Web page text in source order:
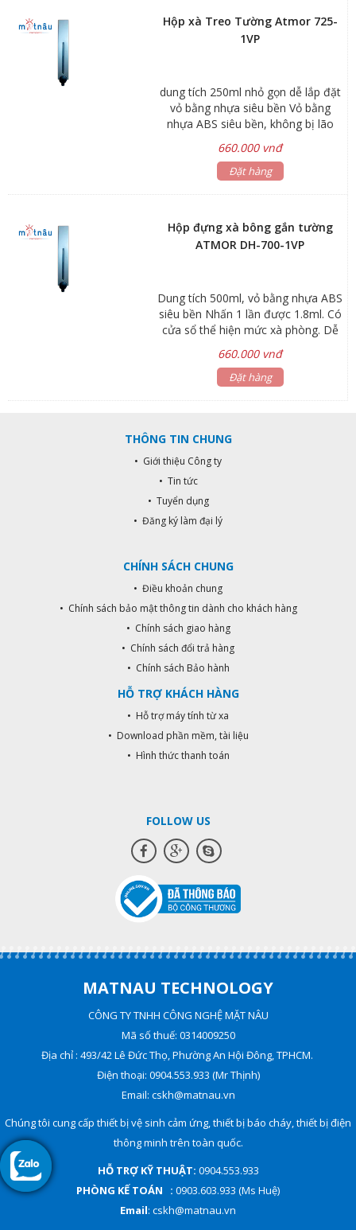
trình hiện đại Kích thước:
65x100x215 mm Dung tích : 250ml
Hộp xà Treo Tường Atmor 725-
1VP
dung tích 250ml nhỏ gọn dễ lắp đặt
vỏ bằng nhựa siêu bền Vỏ bằng
nhựa ABS siêu bền, không bị lão
sổ thể hiện mức xà phòng. Dễ dàng
lắp đặt và thay xà phòng. Hộp chứa
xà phòng chính xác.
660.000 vnđ
Đặt hàng
Hộp đựng xà bông gắn tường
ATMOR DH-700-1VP
Dung tích 500ml, vỏ bằng nhựa ABS
siêu bền Nhấn 1 lần được 1.8ml. Có
cửa sổ thể hiện mức xà phòng. Dễ
chứa và nút nhấn có thể tháo rời để
vệ sinh. Nút nhấn thủy lực cho
660.000 vnđ
Đặt hàng
THÔNG TIN CHUNG
• Giới thiệu Công ty
• Tin tức
• Tuyển dụng
• Đăng ký làm đại lý
CHÍNH SÁCH CHUNG
• Điều khoản chung
• Chính sách bảo mật thông tin dành cho khách hàng
• Chính sách giao hàng
• Chính sách đổi trả hàng
• Chính sách Bảo hành
HỖ TRỢ KHÁCH HÀNG
• Hỗ trợ máy tính từ xa
• Download phần mềm, tài liệu
• Hình thức thanh toán
FOLLOW US
MATNAU TECHNOLOGY
CÔNG TY TNHH CÔNG NGHỆ MẶT NÂU
Mã số thuế: 0314009250
Địa chỉ : 493/42 Lê Đức Thọ, Phường An Hội Đông, TPHCM.
Điện thoại: 0904.553.933 (Mr Thịnh)
Email: cskh@matnau.vn
Chúng tôi cung cấp thiết bị vệ sinh cảm ứng, thiết bị báo cháy, thiết bị điện
thông minh trên toàn quốc.
HỖ TRỢ KỸ THUẬT: 0904.553.933
PHÒNG KẾ TOÁN : 0903.603.933 (Ms Huệ)
Email: cskh@matnau.vn